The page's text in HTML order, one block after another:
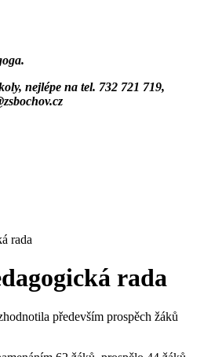
nejlépe na tel. 732 721 719,
rada
rada
především prospěch žáků